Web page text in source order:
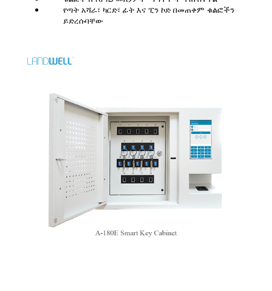
የጣት አሻራ፣ ካርድ፣ ፊት እና ፒን ኮድ በመጠቀም ቁልፎችን
ይድረሱባቸው